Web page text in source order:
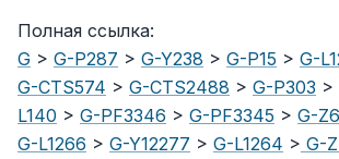
Полная ссылка:
G > G-P287 > G-Y238 > G-P15 > G-
G-CTS574 > G-CTS2488 > G-P303 >
L140 > G-PF3346 > G-PF3345 > G-
G-L1266 > G-Y12277 > G-L1264 > G-